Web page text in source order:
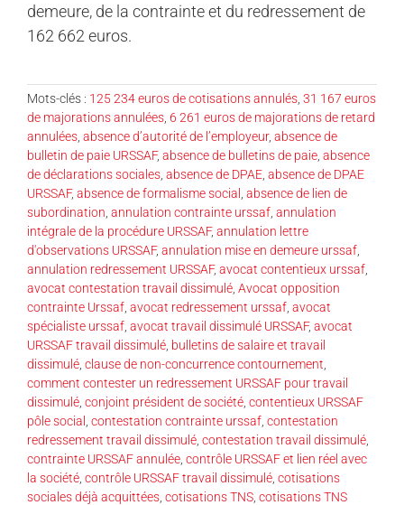
demeure, de la contrainte et du redressement de
162 662 euros.
Mots-clés : 125 234 euros de cotisations annulés 31 167 euros
de majorations annulées 6 261 euros de majorations de retard
annulées absence d’autorité de l’employeur, absence de
bulletin de paie URSSAF, absence de bulletins de paie absence
de déclarations sociales absence de DPAE absence de DPAE
URSSAF, absence de formalisme social
absence de lien de
subordination annulation contrainte urssaf annulation
intégrale de la procédure URSSAF, annulation lettre
d'observations URSSAF, annulation mise en demeure urssaf
annulation redressement URSSAF, avocat contentieux urssaf
avocat contestation travail dissimulé Avocat opposition
contrainte Urssaf avocat redressement urssaf avocat
spécialiste urssaf avocat travail dissimulé URSSAF, avocat
URSSAF travail dissimulé bulletins de salaire et travail
dissimulé clause de non-concurrence contournement
comment contester un redressement URSSAF pour travail
dissimulé conjoint président de société contentieux URSSAF
pôle social
contestation contrainte urssaf contestation
redressement travail dissimulé contestation travail dissimulé
contrainte URSSAF annulée contrôle URSSAF et lien réel avec
la société contrôle URSSAF travail dissimulé cotisations
sociales déjà acquittées cotisations TNS cotisations TNS